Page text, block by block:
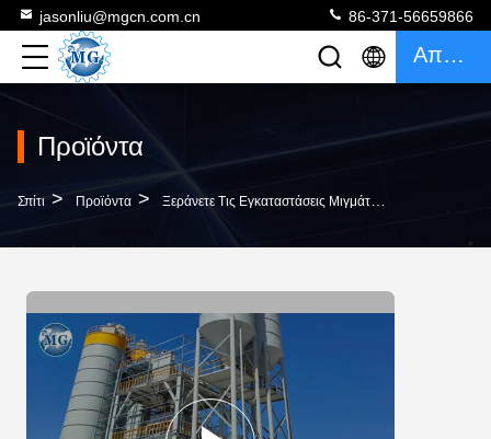
jasonliu@mgcn.com.cn 86-371-56659866
Απόσπασμα
Προϊόντα
Σπίτι > Προϊόντα > Ξεράνετε Τις Εγκαταστάσεις Μιγμάτων